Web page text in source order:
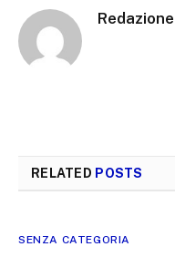
Redazione
RELATED POSTS
SENZA CATEGORIA